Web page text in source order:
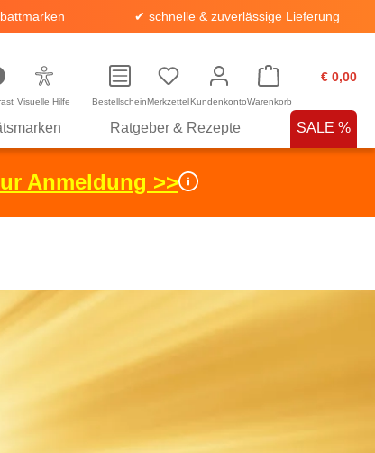
✔ schnelle & zuverlässige Lieferung
Visuelle Hilfe BestellscheinMerkzettelKundenkonto
€ 0,00
Warenkorb
Ratgeber & Rezepte SALE %
Anmeldung >>